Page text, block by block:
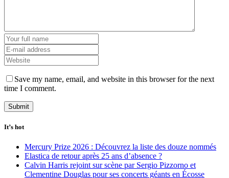
Save my name, email, and website in this browser for the next
time I comment.
It’s hot
Mercury Prize 2026 : Découvrez la liste des douze nommés
Elastica de retour après 25 ans d’absence ?
Calvin Harris rejoint sur scène par Sergio Pizzorno et
Clementine Douglas pour ses concerts géants en Écosse